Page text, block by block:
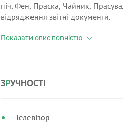
піч, Фен, Праска, Чайник,
відрядження звітні документи.
ЗРУЧНОСТІ
Телевізор